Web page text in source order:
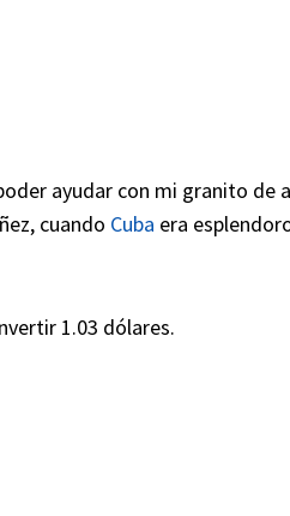
ayudar con mi granito de
cuando Cuba era
1.03 dólares.